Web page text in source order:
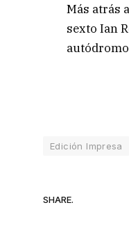
Más atrás
sexto Ian
Edición Impresa
SHARE.